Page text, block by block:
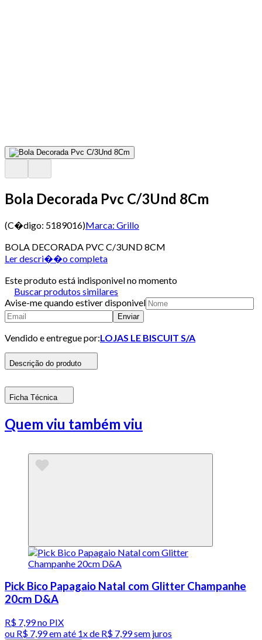
Bola Decorada Pvc C/3Und 8Cm
(C�digo: 5189016)Marca: Grillo
BOLA DECORADA PVC C/3UND 8CM
Ler descri��o completa
Este produto está indisponivel no momento
Buscar produtos similares
Avise-me quando estiver disponivel
Enviar
Vendido e entregue por:LOJAS LE BISCUIT S/A
Descrição do produto
Ficha Técnica
Quem viu também viu
Pick Bico Papagaio Natal com Glitter Champanhe
20cm D&A
R$ 7,99no PIX
ou R$ 7,99em até 1x de R$ 7,99sem juros